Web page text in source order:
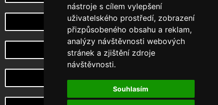
nástroje s cílem vylepšení
uživatelského prostředí, zobrazení
přizpůsobeného obsahu a reklam,
analýzy návštěvnosti webových
stránek a zjištění zdroje
návštěvnosti.
Souhlasím
Design na zakázku
Choketopus TV
CHoketopus Gym